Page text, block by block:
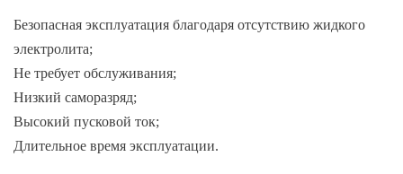
Безопасная эксплуатация благодаря отсутствию жидкого
электролита;
Не требует обслуживания;
Низкий саморазряд;
Высокий пусковой ток;
Длительное время эксплуатации.